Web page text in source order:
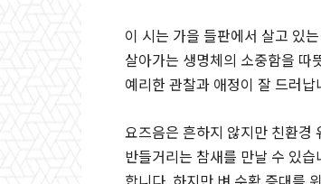
이 시는 가을 들판에서 살고 있
살아가는 생명체의 소중함을 따
예리한 관찰과 애정이 잘 드러납
요즈음은 흔하지 않지만 친환경
반들거리는 참새를 만날 수 있